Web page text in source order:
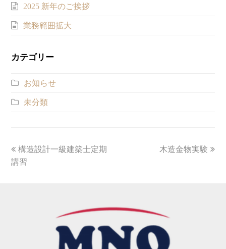
2025 新年のご挨拶
業務範囲拡大
カテゴリー
お知らせ
未分類
previous
post:
構造設計一級建築士定期
講習
next
木造金物実験